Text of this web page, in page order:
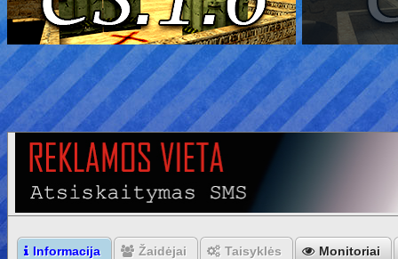
Informacija Žaidėjai Taisyklės Monitoriai